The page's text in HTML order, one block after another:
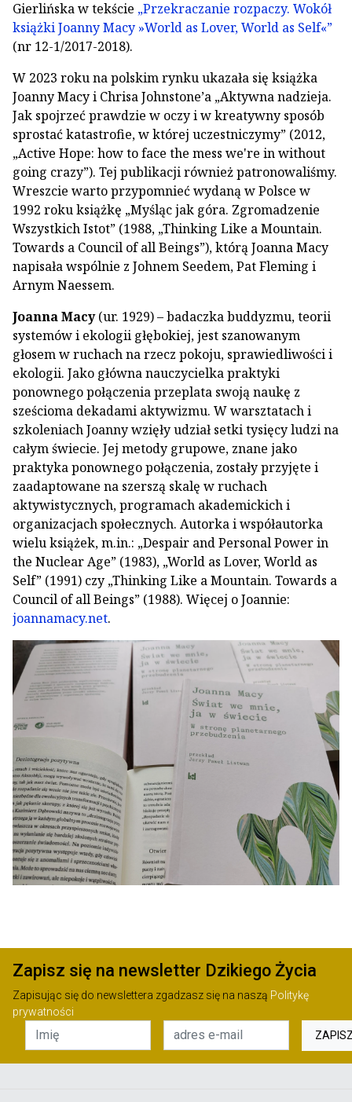
Gierlińska w tekście „Przekraczanie rozpaczy. Wokół
książki Joanny Macy »World as Lover, World as Self«”
(nr 12-1/2017-2018).
W 2023 roku na polskim rynku ukazała się książka
Joanny Macy i Chrisa Johnstoneʼa „Aktywna nadzieja.
Jak spojrzeć prawdzie w oczy i w kreatywny sposób
sprostać katastrofie, w której uczestniczymy” (2012,
„Active Hope: how to face the mess we're in without
going crazy”). Tej publikacji również patronowaliśmy.
Wreszcie warto przypomnieć wydaną w Polsce w
1992 roku książkę „Myśląc jak góra. Zgromadzenie
Wszystkich Istot” (1988, „Thinking Like a Mountain.
Towards a Council of all Beings”), którą Joanna Macy
napisała wspólnie z Johnem Seedem, Pat Fleming i
Arnym Naessem.
Joanna Macy(ur. 1929) – badaczka buddyzmu, teorii
systemów i ekologii głębokiej, jest szanowanym
głosem w ruchach na rzecz pokoju, sprawiedliwości i
ekologii. Jako główna nauczycielka praktyki
ponownego połączenia przeplata swoją naukę z
sześcioma dekadami aktywizmu. W warsztatach i
szkoleniach Joanny wzięły udział setki tysięcy ludzi na
całym świecie. Jej metody grupowe, znane jako
praktyka ponownego połączenia, zostały przyjęte i
zaadaptowane na szerszą skalę w ruchach
aktywistycznych, programach akademickich i
organizacjach społecznych. Autorka i współautorka
wielu książek, m.in.: „Despair and Personal Power in
the Nuclear Age” (1983), „World as Lover, World as
Self” (1991) czy „Thinking Like a Mountain. Towards a
Council of all Beings” (1988). Więcej o Joannie:
joannamacy.net.
Zapisz się na newsletter Dzikiego Życia
Zapisując się do newslettera zgadzasz się na naszą Politykę
prywatności